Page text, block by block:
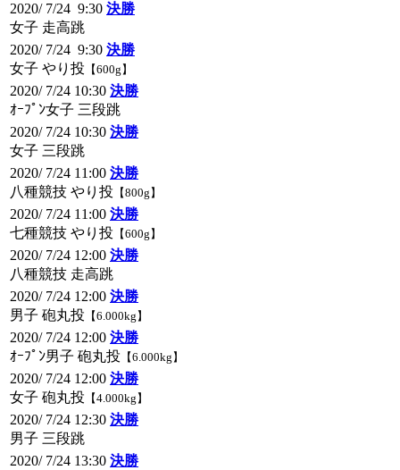
2020/ 7/24 9:30 決勝
女子 走高跳
2020/ 7/24 9:30 決勝
女子 やり投 【600g】
2020/ 7/24 10:30 決勝
ｵｰﾌﾟﾝ女子 三段跳
2020/ 7/24 10:30 決勝
女子 三段跳
2020/ 7/24 11:00 決勝
八種競技 やり投 【800g】
2020/ 7/24 11:00 決勝
七種競技 やり投 【600g】
2020/ 7/24 12:00 決勝
八種競技 走高跳
2020/ 7/24 12:00 決勝
男子 砲丸投 【6.000kg】
2020/ 7/24 12:00 決勝
ｵｰﾌﾟﾝ男子 砲丸投 【6.000kg】
2020/ 7/24 12:00 決勝
女子 砲丸投 【4.000kg】
2020/ 7/24 12:30 決勝
男子 三段跳
2020/ 7/24 13:30 決勝